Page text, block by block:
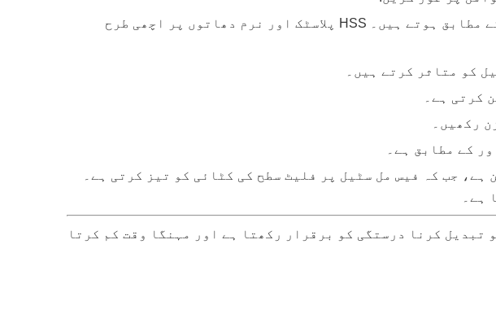
ٹول کے مواد کو ورک پیس سے جوڑیں۔ کاربائیڈ ٹولز سخت دھاتوں کے مطابق ہوتے ہیں۔ HSS پلاسٹک اور نرم دھاتوں پر اچھی طرح
کو متاثر کرتے ہیں۔
کرتی ہے۔
رکھیں۔
جب کہ فیس مل سٹیل پر فلیٹ سطح کی کٹائی کو تیز کرتی ہے۔
ہے۔
کرنا درستگی کو برقرار رکھتا ہے اور مہنگا وقت کم کرتا